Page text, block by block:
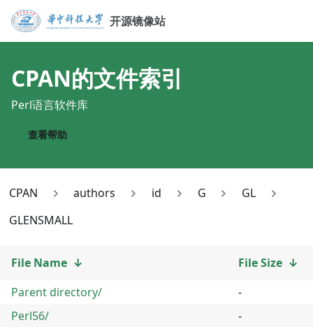
开源镜像站
CPAN的文件索引
Perl语言软件库
查看帮助
CPAN authors id G
GL
GLENSMALL
File Name ↓ File Size ↓
Parent directory/
-
Perl56/
-